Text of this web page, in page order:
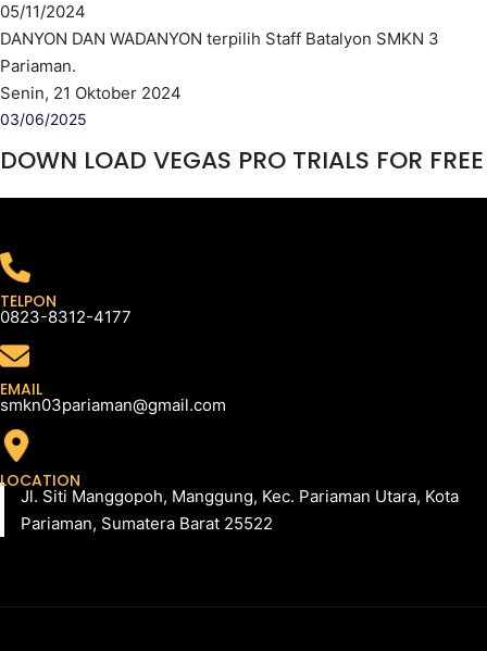
05/11/2024
DANYON DAN WADANYON terpilih Staff Batalyon SMKN 3
Pariaman.
Senin, 21 Oktober 2024
03/06/2025
DOWN LOAD VEGAS PRO TRIALS FOR FREE
TELPON
0823-8312-4177
EMAIL
smkn03pariaman@gmail.com
LOCATION
Jl. Siti Manggopoh, Manggung, Kec. Pariaman Utara, Kota
Pariaman, Sumatera Barat 25522